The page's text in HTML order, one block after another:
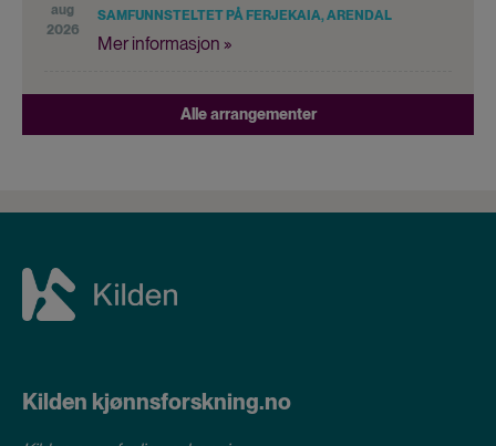
aug
2026
SAMFUNNSTELTET PÅ FERJEKAIA, ARENDAL
Mer informasjon »
Alle arrangementer
Kilden kjønnsforskning.no